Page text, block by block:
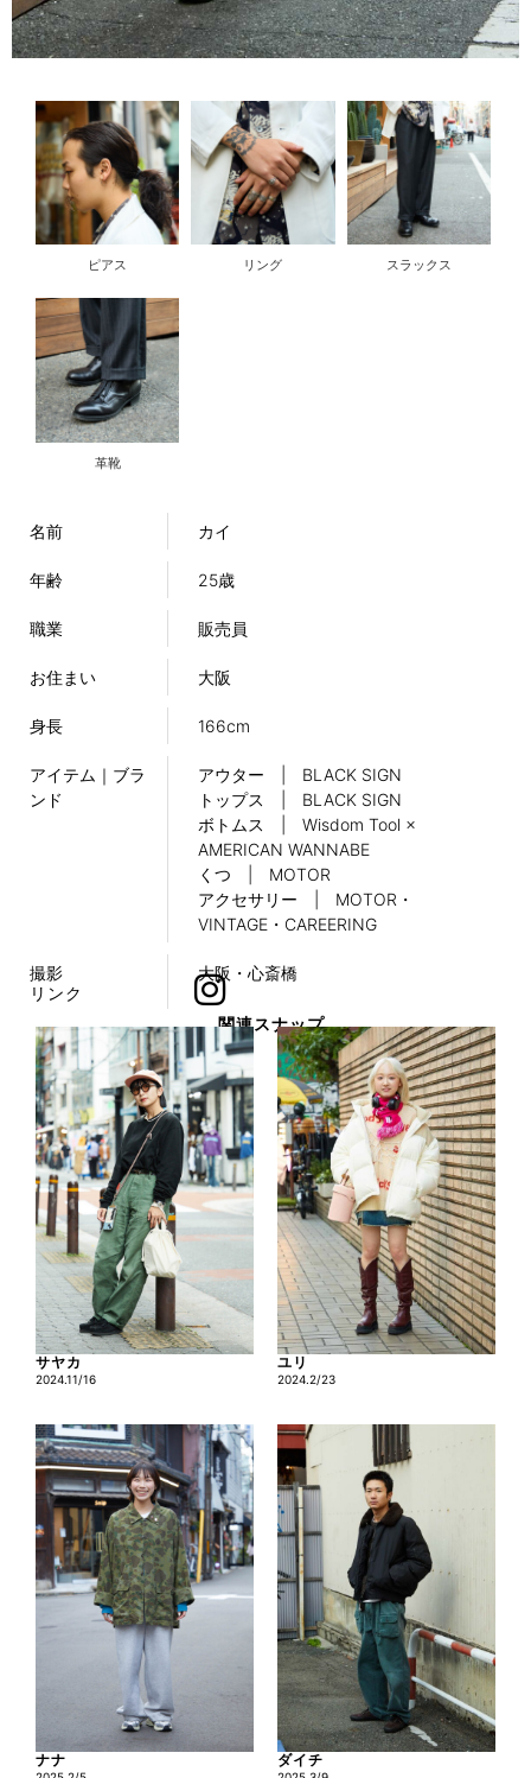
ピアス リング スラックス
革靴
名前 カイ
年齢 25歳
職業 販売員
お住まい 大阪
身長 166cm
アイテム｜ブラ
ンド
アウター | BLACK SIGN
トップス | BLACK SIGN
ボトムス | Wisdom Tool ×
AMERICAN WANNABE
くつ | MOTOR
アクセサリー | MOTOR・
VINTAGE・CAREERING
撮影
大阪・心斎橋
リンク
関連スナップ
サヤカ
2024.11/16
ユリ
2024.2/23
ナナ ダイチ